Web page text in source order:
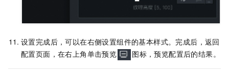
设置完成后，可以在右侧设置组件的基本样式。完成后，返回
配置页面，在右上角单击预览
图标，预览配置后的结果。